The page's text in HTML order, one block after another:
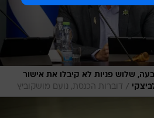
להצבעה, שלוש פניות לא קיבלו את אישור
/ דוברות הכנסת, נועם מושקוביץ